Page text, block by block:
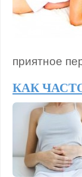
приятное
КАК